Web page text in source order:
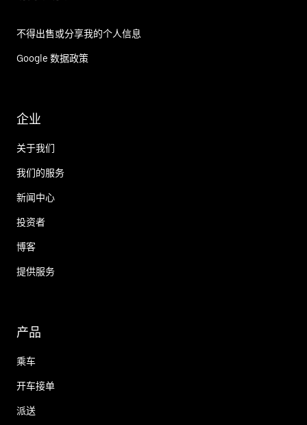
不得出售或分享我的个人信息
Google 数据政策
企业
关于我们
我们的服务
新闻中心
投资者
博客
提供服务
产品
乘车
开车接单
派送